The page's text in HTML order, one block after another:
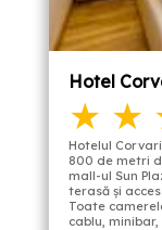
Hotel
★ ★
Hotelul
800 de metri
mall-ul Sun
terasă şi
Toate
cablu, minibar,